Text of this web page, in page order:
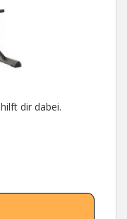
hilft dir dabei.